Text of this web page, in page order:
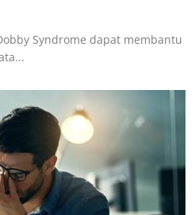
Syndrome dapat membantu